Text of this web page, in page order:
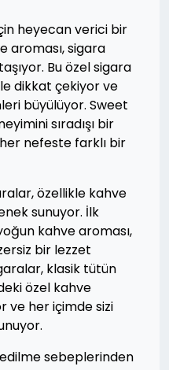
heyecan verici bir
aroması, sigara
Bu özel sigara
dikkat çekiyor ve
büyülüyor. Sweet
sıradışı bir
nefeste farklı bir
özellikle kahve
sunuyor. İlk
kahve aroması,
bir lezzet
klasik tütün
özel kahve
ve her içimde sizi
sebeplerinden